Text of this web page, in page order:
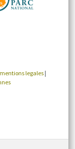
mentions legales |